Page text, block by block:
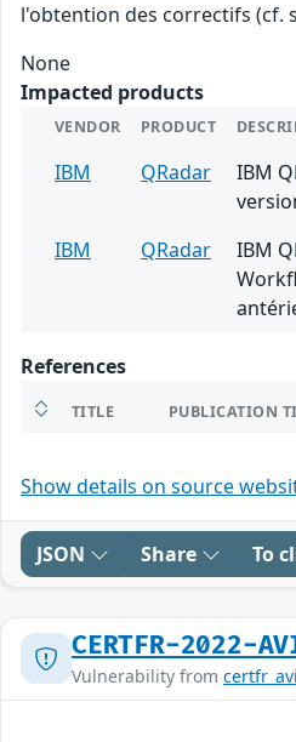
l'obtention des correctifs (cf.
None
Impacted products
VENDOR PRODUCT
IBM QRadar
IBM
IBM
QRadar
IBM
References
TITLE PUBLICATION
Show details on source
JSON Share To
CERTFR-2022-
Vulnerability from